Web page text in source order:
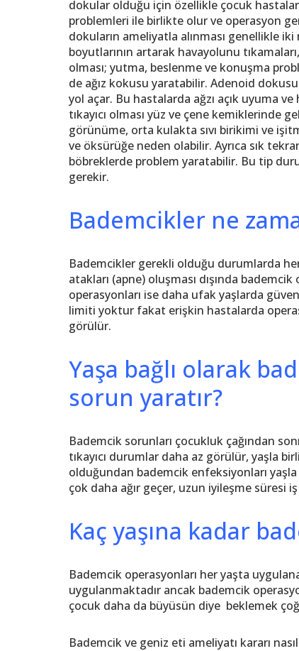
dokular olduğu için özellikle çocuk
problemleri ile birlikte olur ve operasyon
dokuların ameliyatla alınması genellikle
boyutlarının artarak havayolunu
olması; yutma, beslenme ve konuşma
de ağız kokusu yaratabilir. Adenoid
yol açar. Bu hastalarda ağzı açık uyuma
tıkayıcı olması yüz ve çene kemiklerinde
görünüme, orta kulakta sıvı birikimi ve
ve öksürüğe neden olabilir. Ayrıca sık
böbreklerde problem yaratabilir. Bu tip
gerekir.
Bademcikler ne
Bademcikler gerekli olduğu durumlarda
atakları (apne) oluşması dışında
operasyonları ise daha ufak yaşlarda
limiti yoktur fakat erişkin hastalarda
görülür.
Yaşa bağlı olarak
sorun yaratır?
Bademcik sorunları çocukluk çağından
tıkayıcı durumlar daha az görülür, yaşla
olduğundan bademcik enfeksiyonları
çok daha ağır geçer, uzun iyileşme süresi
Kaç yaşına kadar
Bademcik operasyonları her yaşta
uygulanmaktadır ancak bademcik
çocuk daha da büyüsün diye beklemek
Bademcik ve geniz eti ameliyatı kararı nasıl